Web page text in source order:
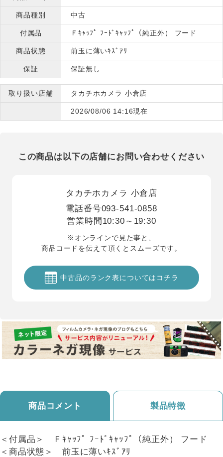
商品種別 中古
付属品 Ｆｷｬｯﾌﾟ ﾌｰﾄﾞｷｬｯﾌﾟ（純正外） フード
商品状態 前玉に薄いｷｽﾞｱﾘ
保証 保証無し
取り扱い店舗 タカチホカメラ 小倉店
2026/08/06 14:16現在
この商品は以下の店舗にお問い合わせください
タカチホカメラ 小倉店
電話番号093-541-0858
営業時間 10:30～19:30
※オンラインで見た事と、
商品コードを伝えて頂くとスムーズです。
中古品のランク表についてはコチラ
商品コメント 製品特徴
＜付属品＞ Ｆｷｬｯﾌﾟ ﾌｰﾄﾞｷｬｯﾌﾟ（純正外） フード
＜商品状態＞ 前玉に薄いｷｽﾞｱﾘ